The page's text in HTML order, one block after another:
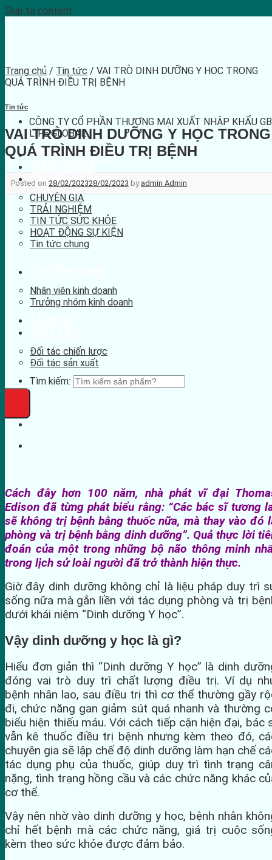
Skip to content
CÔNG TY CỔ PHẦN THƯƠNG MẠI XUẤT NHẬP KHẨU GB
LIFE GLOBAL
VỀ CHÚNG TÔI
Truyền thông
CHUYÊN GIA
TRẢI NGHIỆM
TIN TỨC SỨC KHỎE
HOẠT ĐỘNG SỰ KIỆN
Tin tức chung
Nhân viên kinh doanh
Trưởng nhóm kinh doanh
Đối tác chiến lược
Đối tác sản xuất
Tìm kiếm:
Trang chủ / Tin tức / VAI TRÒ DINH DƯỠNG Y HỌC TRONG
QUÁ TRÌNH ĐIỀU TRỊ BỆNH
Tin tức
VAI TRÒ DINH DƯỠNG Y HỌC TRONG
QUÁ TRÌNH ĐIỀU TRỊ BỆNH
Posted on 28/02/202328/02/2023 by admin Admin
Cách đây hơn 100 năm, nhà phát vĩ đại
Edison đã từng phát biểu rằng: “Các bác sĩ tương
sẽ không trị bệnh bằng thuốc nữa, mà thay vào đó
phòng và trị bệnh bằng dinh dưỡng”. Quả thực lời
đoán của một trong những bộ não thông minh
trong lịch sử loài người đã trở thành hiện thực.
Giờ đây dinh dưỡng không chỉ là liệu pháp duy trì
sống nữa mà gắn liền với tác dụng phòng và trị
dưới khái niệm “Dinh dưỡng Y học”.
Vậy dinh dưỡng y học là gì?
Hiểu đơn giản thì “Dinh dưỡng Y học” là dinh
đóng vai trò duy trì chất lượng điều trị. Ví dụ
bệnh nhân lao, sau điều trị thì cơ thể thường gầy
đi, chức năng gan giảm sút quá nhanh và thường
biểu hiện thiếu máu. Với cách tiếp cận hiện đại, bác
vẫn kê thuốc điều trị bệnh nhưng kèm theo đó,
chuyên gia sẽ lập chế độ dinh dưỡng làm hạn chế
tác dụng phụ của thuốc, giúp duy trì tình trạng
nặng, tình trạng hồng cầu và các chức năng khác
cơ thể.
Vậy nên nhờ vào dinh dưỡng y học, bệnh nhân
chỉ hết bệnh mà các chức năng, giá trị cuộc
kèm theo sức khỏe được đảm bảo.